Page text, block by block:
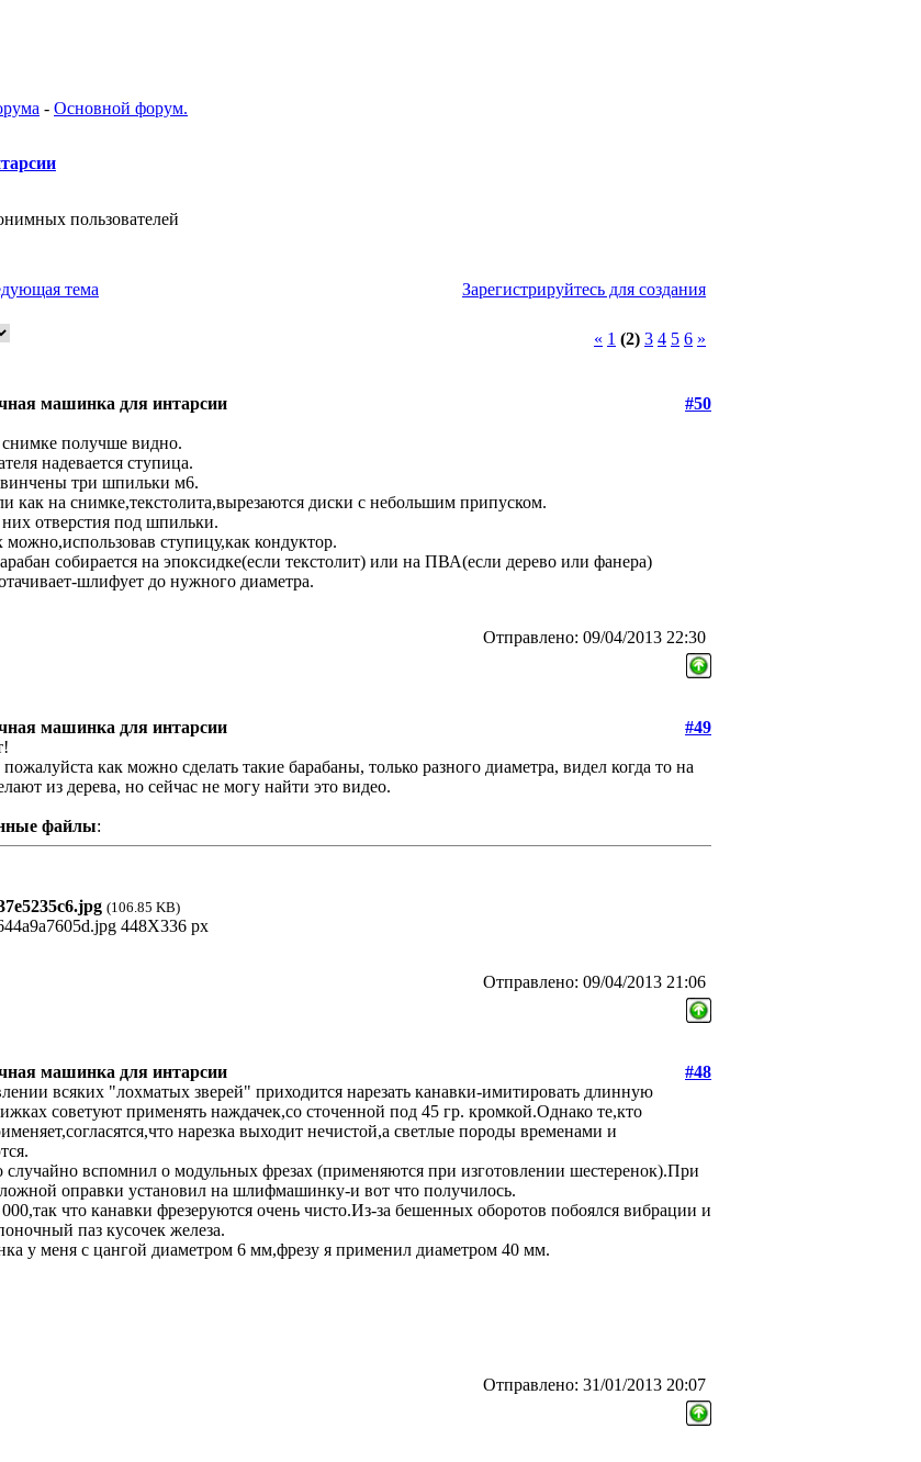
- Основной форум.
пользователей
тема Зарегистрируйтесь для создания
« 1 (2) 3 4 5 6 »
машинка для интарсии
#50
получше видно.
надевается ступица.
три шпильки м6.
как на снимке,текстолита,вырезаются диски с небольшим припуском.
них отверстия под шпильки.
ступицу,как кондуктор.
собирается на эпоксидке(если текстолит) или на ПВА(если дерево или фанера)
шлифует до нужного диаметра.
Отправлено: 09/04/2013 22:30
машинка для интарсии
#49
как можно сделать такие барабаны, только разного диаметра, видел когда то на
из дерева, но сейчас не могу найти это видео.
файлы:
(106.85 KB)
Отправлено: 09/04/2013 21:06
машинка для интарсии
#48
всяких "лохматых зверей" приходится нарезать канавки-имитировать длинную
советуют применять наждачек,со сточенной под 45 гр. кромкой.Однако те,кто
нарезка выходит нечистой,а светлые породы временами и
вспомнил о модульных фрезах (применяются при изготовлении шестеренок).При
оправки установил на шлифмашинку-и вот что получилось.
что канавки фрезеруются очень чисто.Из-за бешенных оборотов побоялся вибрации и
паз кусочек железа.
у меня с цангой диаметром 6 мм,фрезу я применил диаметром 40 мм.
Отправлено: 31/01/2013 20:07